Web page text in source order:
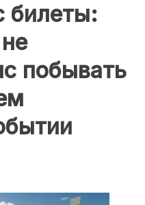
билеты:
побывать